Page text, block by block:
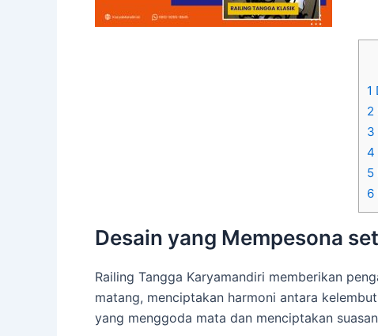
1
2
3
4
5
6
Desain yang Mempesona
Railing Tangga Karyamandiri memberikan
matang, menciptakan harmoni antara
yang menggoda mata dan menciptakan